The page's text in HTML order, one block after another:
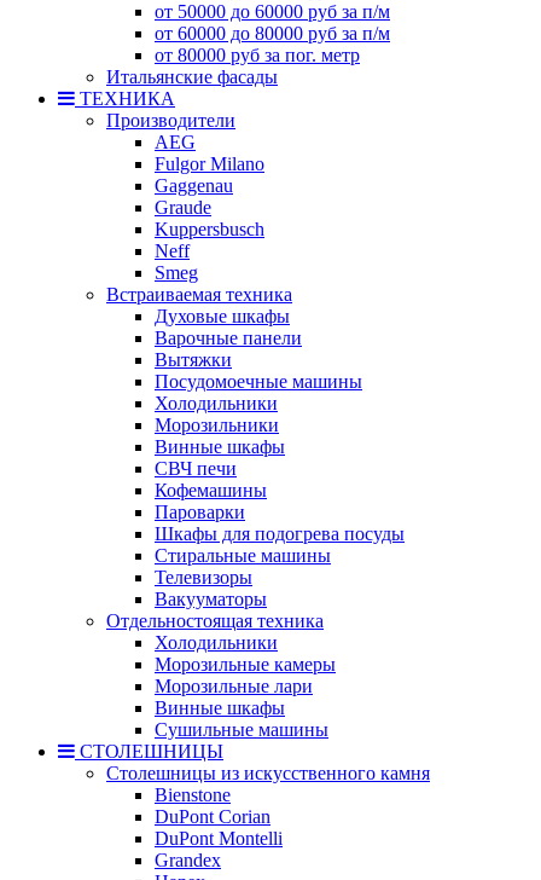
от 50000 до 60000 руб за п/м
от 60000 до 80000 руб за п/м
от 80000 руб за пог. метр
Итальянские фасады
ТЕХНИКА
Производители
AEG
Fulgor Milano
Gaggenau
Graude
Kuppersbusch
Neff
Smeg
Встраиваемая техника
Духовые шкафы
Варочные панели
Вытяжки
Посудомоечные машины
Холодильники
Морозильники
Винные шкафы
СВЧ печи
Кофемашины
Пароварки
Шкафы для подогрева посуды
Стиральные машины
Телевизоры
Вакууматоры
Отдельностоящая техника
Холодильники
Морозильные камеры
Морозильные лари
Винные шкафы
Сушильные машины
СТОЛЕШНИЦЫ
Столешницы из искусственного камня
Bienstone
DuPont Corian
DuPont Montelli
Grandex